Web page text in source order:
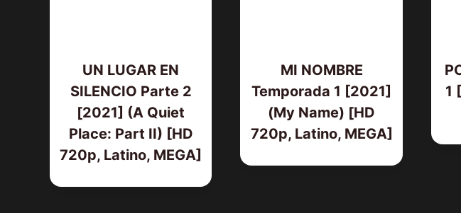
UN LUGAR EN
SILENCIO Parte 2
[2021] (A Quiet
Place: Part II) [HD
720p, Latino, MEGA]
MI NOMBRE
Temporada 1 [2021]
(My Name) [HD
720p, Latino, MEGA]
1